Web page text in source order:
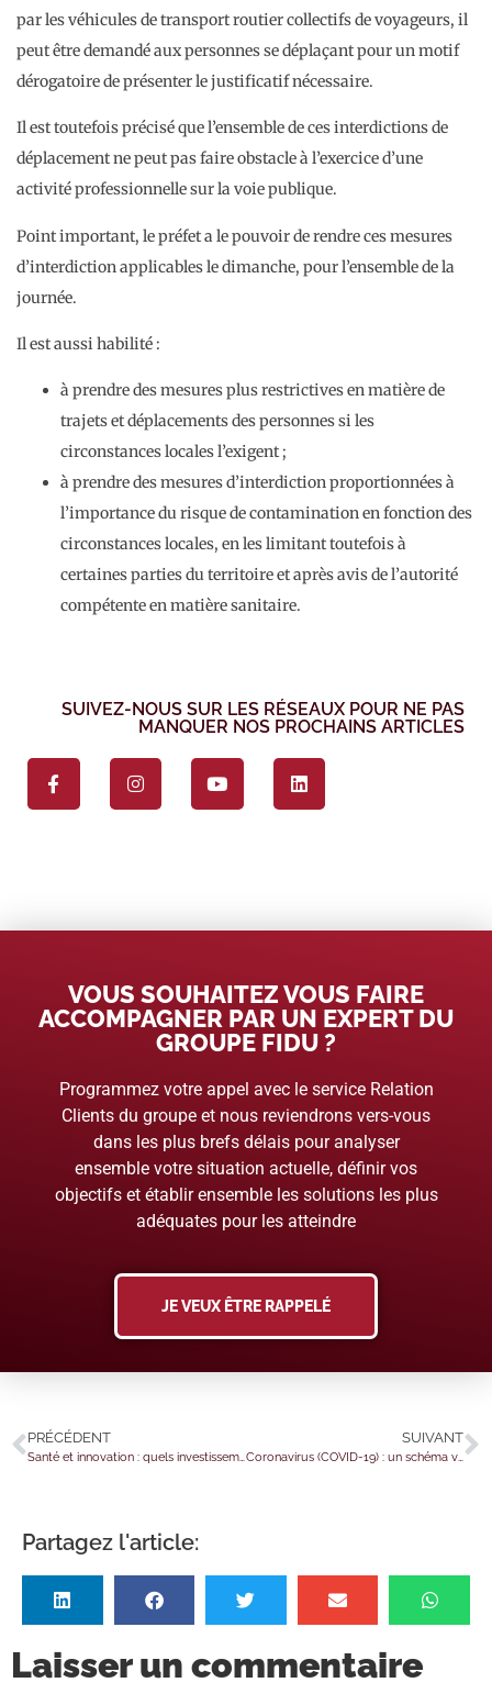
par les véhicules de transport routier collectifs de voyageurs, il
peut être demandé aux personnes se déplaçant pour un motif
dérogatoire de présenter le justificatif nécessaire.
Il est toutefois précisé que l’ensemble de ces interdictions de
déplacement ne peut pas faire obstacle à l’exercice d’une
activité professionnelle sur la voie publique.
Point important, le préfet a le pouvoir de rendre ces mesures
d’interdiction applicables le dimanche, pour l’ensemble de la
journée.
Il est aussi habilité :
à prendre des mesures plus restrictives en matière de
trajets et déplacements des personnes si les
circonstances locales l’exigent ;
à prendre des mesures d’interdiction proportionnées à
l’importance du risque de contamination en fonction des
circonstances locales, en les limitant toutefois à
certaines parties du territoire et après avis de l’autorité
compétente en matière sanitaire.
SUIVEZ-NOUS SUR LES RÉSEAUX POUR NE PAS
MANQUER NOS PROCHAINS ARTICLES
VOUS SOUHAITEZ VOUS FAIRE
ACCOMPAGNER PAR UN EXPERT DU
GROUPE FIDU ?
Programmez votre appel avec le service Relation
Clients du groupe et nous reviendrons vers-vous
dans les plus brefs délais pour analyser
ensemble votre situation actuelle, définir vos
objectifs et établir ensemble les solutions les plus
adéquates pour les atteindre
JE VEUX ÊTRE RAPPELÉ
PRÉCÉDENT SUIVANT
Coronavirus (COVID-19) : un schéma vaccinal complet… accéléré ?
Partagez l'article:
Laisser un commentaire